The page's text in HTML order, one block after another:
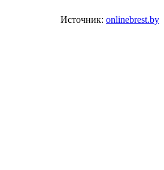
Источник: onlinebrest.by